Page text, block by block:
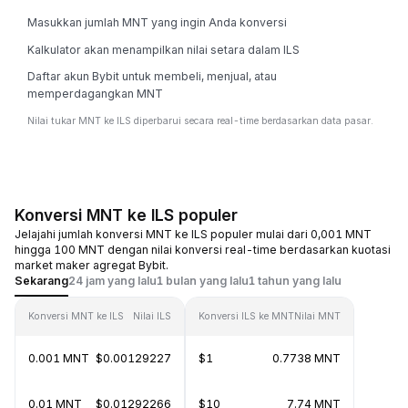
Masukkan jumlah MNT yang ingin Anda konversi
Kalkulator akan menampilkan nilai setara dalam ILS
Daftar akun Bybit untuk membeli, menjual, atau
memperdagangkan MNT
Nilai tukar MNT ke ILS diperbarui secara real-time berdasarkan data pasar.
Konversi MNT ke ILS populer
Jelajahi jumlah konversi MNT ke ILS populer mulai dari 0,001 MNT
hingga 100 MNT dengan nilai konversi real-time berdasarkan kuotasi
market maker agregat Bybit.
Sekarang24 jam yang lalu1 bulan yang lalu1 tahun yang lalu
Konversi MNT ke ILS Nilai ILS
0.001 MNT $0.00129227
0.01 MNT $0.01292266
Konversi ILS ke MNTNilai MNT
$1 0.7738 MNT
$10 7.74 MNT